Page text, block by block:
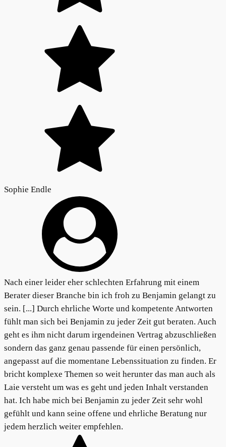
Sophie Endle
Nach einer leider eher schlechten Erfahrung mit einem
Berater dieser Branche bin ich froh zu Benjamin gelangt zu
sein. [...] Durch ehrliche Worte und kompetente Antworten
fühlt man sich bei Benjamin zu jeder Zeit gut beraten. Auch
geht es ihm nicht darum irgendeinen Vertrag abzuschließen
sondern das ganz genau passende für einen persönlich,
angepasst auf die momentane Lebenssituation zu finden. Er
bricht komplexe Themen so weit herunter das man auch als
Laie versteht um was es geht und jeden Inhalt verstanden
hat. Ich habe mich bei Benjamin zu jeder Zeit sehr wohl
gefühlt und kann seine offene und ehrliche Beratung nur
jedem herzlich weiter empfehlen.